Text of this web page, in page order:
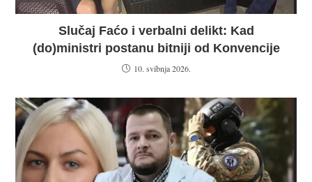
Slučaj Faćo i verbalni delikt: Kad
(do)ministri postanu bitniji od Konvencije
10. svibnja 2026.